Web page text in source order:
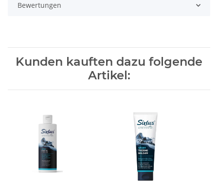
Bewertungen
Kunden kauften dazu folgende
Artikel: